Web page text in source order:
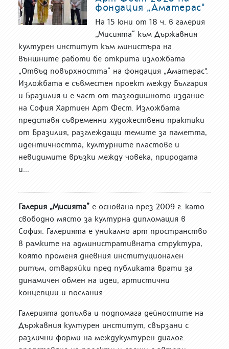
фондация „Аматерас"
На 15 юни от 18 ч. в галерия
„Мисията“ към Държавния
културен институт към министъра на
външните работи бе открита изложбата
„Отвъд повърхността“ на фондация „Аматерас".
Изложбата е съвместен проект между България
и Бразилия и е част от тазгодишното издание
на София Хартиен Арт Фест. Изложбата
представя съвременни художествени практики
от Бразилия, разглеждащи темите за паметта,
идентичността, културните пластове и
невидимите връзки между човека, природата
и...
Галерия „Мисията” е основана през 2009 г. като
свободно място за културна дипломация в
София. Галерията е уникално арт пространство
в рамките на административната структура,
която променя дневния институционален
ритъм, отваряйки пред публиката врати за
динамичен обмен на идеи, артистични
концепции и послания.
Галерията допълва и подпомага дейностите на
Държавния културен институт, свързани с
различни форми на междукултурен диалог: